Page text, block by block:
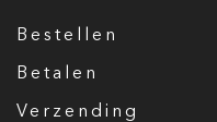
Bestellen
Betalen
Verzending